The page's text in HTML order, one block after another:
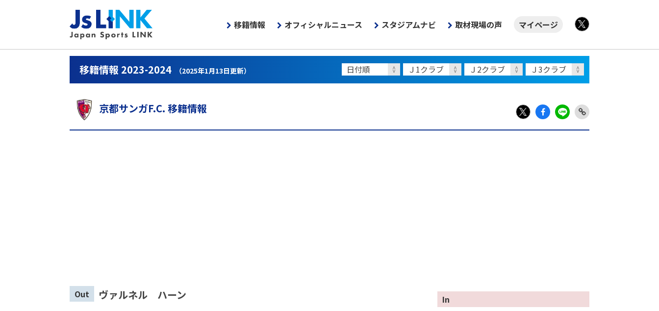
移籍情報 オフィシャルニュース スタジアムナビ 取材現場の声
マイページ
移籍情報 2023-2024 （2025年1月13日更新）
京都サンガF.C. 移籍情報
X
Fac LIN Link
Out ヴァルネル ハーン
In